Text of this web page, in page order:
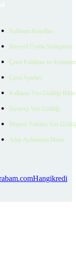
Kullanım Koşulları
Bireysel Üyelik Sözleşmesi
Çerez Politikası ve
Çerez Ayarları
Kullanıcı Veri Gizliliği
Ziyaretçi Veri Gizliliği
Müşteri Yetkilisi Veri
Aday Aydınlatma Metni
Hangikredi